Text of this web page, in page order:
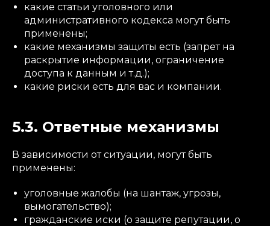
какие статьи уголовного или
административного кодекса могут быть
применены;
какие механизмы защиты есть (запрет на
раскрытие информации, ограничение
доступа к данным и т.д.);
какие риски есть для вас и компании.
5.3. Ответные механизмы
В зависимости от ситуации, могут быть
применены:
уголовные жалобы (на шантаж, угрозы,
вымогательство);
гражданские иски (о защите репутации, о